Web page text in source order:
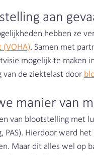
aan
hebben ze
(VOHA). Samen met
mogelijk te maken
van de ziektelast door
manier van
van blootstelling met
PAS). Hierdoor werd
Maar dit alles wel op